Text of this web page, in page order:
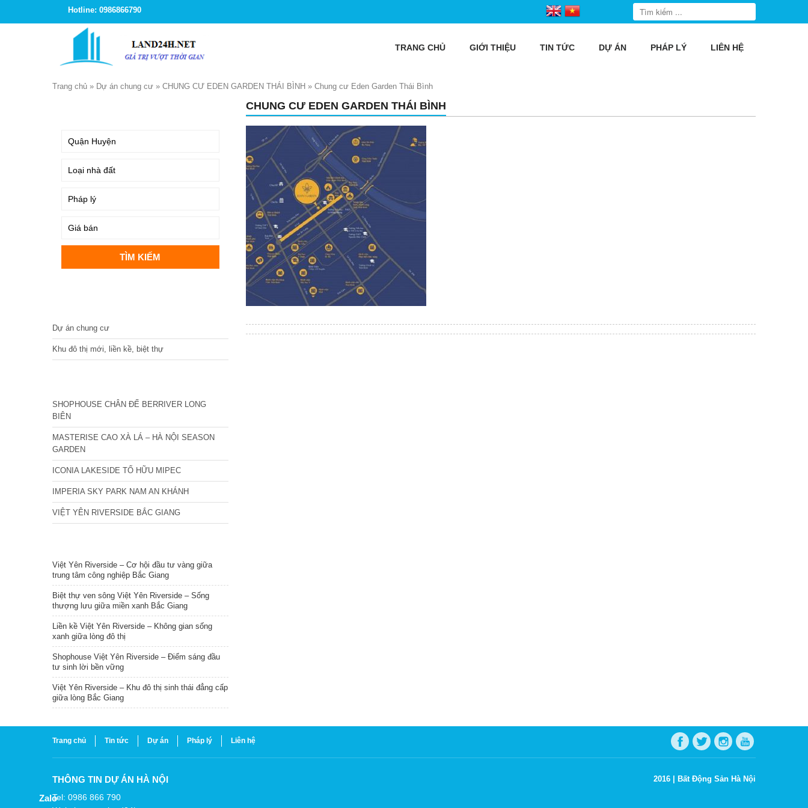
Hotline: 0986866790
TRANG CHỦ GIỚI THIỆU TIN TỨC DỰ ÁN PHÁP LÝ LIÊN HỆ
Trang chủ » Dự án chung cư » CHUNG CƯ EDEN GARDEN THÁI BÌNH » Chung cư Eden Garden Thái Bình
CHUNG CƯ EDEN GARDEN THÁI BÌNH
Dự án chung cư
Khu đô thị mới, liền kề, biệt thự
SHOPHOUSE CHÂN ĐẾ BERRIVER LONG
BIÊN
MASTERISE CAO XÀ LÁ – HÀ NỘI SEASON
GARDEN
ICONIA LAKESIDE TỐ HỮU MIPEC
IMPERIA SKY PARK NAM AN KHÁNH
VIỆT YÊN RIVERSIDE BẮC GIANG
Việt Yên Riverside – Cơ hội đầu tư vàng giữa
trung tâm công nghiệp Bắc Giang
Biệt thự ven sông Việt Yên Riverside – Sống
thượng lưu giữa miền xanh Bắc Giang
Liền kề Việt Yên Riverside – Không gian sống
xanh giữa lòng đô thị
Shophouse Việt Yên Riverside – Điểm sáng đầu
tư sinh lời bền vững
Việt Yên Riverside – Khu đô thị sinh thái đẳng cấp
giữa lòng Bắc Giang
Trang chủ Tin tức Dự án Pháp lý Liên hệ
THÔNG TIN DỰ ÁN HÀ NỘI
Tel: 0986 866 790
2016 | Bất Động Sản Hà Nội
Zalo